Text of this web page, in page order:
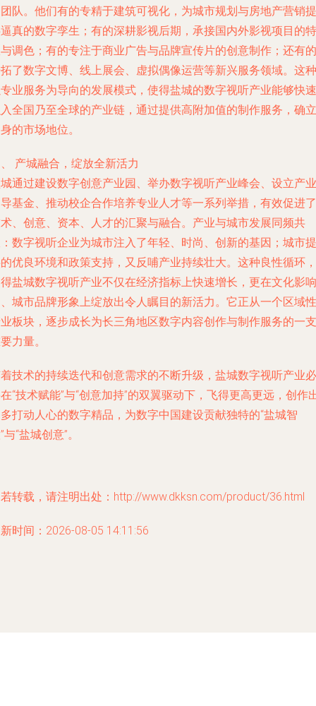
队。他们有的专精于建筑可视化，为城市规划与房地产营销提
真的数字孪生；有的深耕影视后期，承接国内外影视项目的特
调色；有的专注于商业广告与品牌宣传片的创意制作；还有的
了数字文博、线上展会、虚拟偶像运营等新兴服务领域。这种
业服务为导向的发展模式，使得盐城的数字视听产业能够快速
全国乃至全球的产业链，通过提供高附加值的制作服务，确立
的市场地位。
产城融合，绽放全新活力
通过建设数字创意产业园、举办数字视听产业峰会、设立产业
基金、推动校企合作培养专业人才等一系列举措，有效促进了
、创意、资本、人才的汇聚与融合。产业与城市发展同频共
数字视听企业为城市注入了年轻、时尚、创新的基因；城市提
优良环境和政策支持，又反哺产业持续壮大。这种良性循环，
盐城数字视听产业不仅在经济指标上快速增长，更在文化影响
城市品牌形象上绽放出令人瞩目的新活力。它正从一个区域性
板块，逐步成长为长三角地区数字内容创作与制作服务的一支
力量。
技术的持续迭代和创意需求的不断升级，盐城数字视听产业必
“技术赋能”与“创意加持”的双翼驱动下，飞得更高更远，创作
打动人心的数字精品，为数字中国建设贡献独特的“盐城智
与“盐城创意”。
转载，请注明出处：http://www.dkksn.com/product/36.html
时间：2026-08-05 14:11:56